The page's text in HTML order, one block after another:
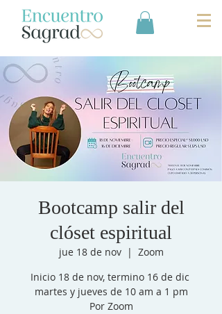
Bootcamp salir del
clóset espiritual
jue 18 de nov
  |
Zoom
Inicio 18 de nov, termino 16 de dic
martes y jueves de 10 am a 1 pm
Por Zoom